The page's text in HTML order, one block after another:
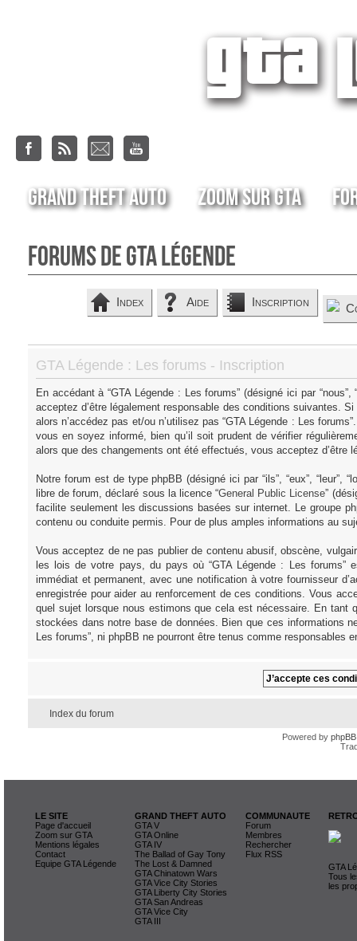
Grand Theft Auto Zoom sur GTA
Forums de GTA Légende
Index Aide Inscription
GTA Légende : Les forums - Inscription
En accédant à “GTA Légende : Les forums” (désigné ici par
acceptez d’être légalement responsable des conditions suivantes.
alors n’accédez pas et/ou n’utilisez pas “GTA Légende : Les
vous en soyez informé, bien qu’il soit prudent de vérifier
alors que des changements ont été effectués, vous acceptez
Notre forum est de type phpBB (désigné ici par “ils”, “eux”, “leur”,
libre de forum, déclaré sous la licence “General Public License”
facilite seulement les discussions basées sur internet. Le groupe
contenu ou conduite permis. Pour de plus amples informations au
Vous acceptez de ne pas publier de contenu abusif, obscène,
les lois de votre pays, du pays où “GTA Légende : Les
immédiat et permanent, avec une notification à votre fournisseur
enregistrée pour aider au renforcement de ces conditions. Vous
quel sujet lorsque nous estimons que cela est nécessaire. En tant
stockées dans notre base de données. Bien que ces informations
Les forums”, ni phpBB ne pourront être tenus comme
Index du forum
Powered by phpBB
LE SITE
Page d'accueil
Zoom sur GTA
Mentions légales
Contact
Equipe GTA Légende
GRAND THEFT AUTO
GTA V
GTA Online
GTA IV
The Ballad of Gay Tony
The Lost & Damned
GTA Chinatown Wars
GTA Vice City Stories
GTA Liberty City Stories
GTA San Andreas
GTA Vice City
GTA III
COMMUNAUTE
Forum
Membres
Rechercher
Flux RSS
GTA
Tous
les